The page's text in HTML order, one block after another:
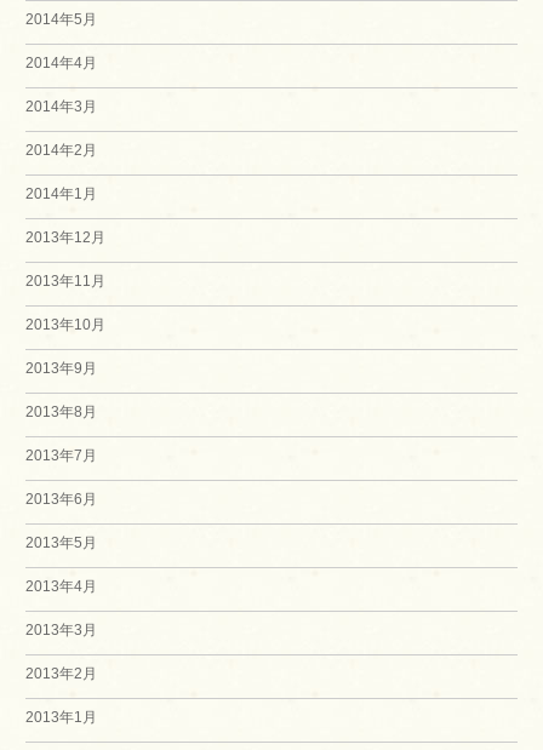
2014年5月
2014年4月
2014年3月
2014年2月
2014年1月
2013年12月
2013年11月
2013年10月
2013年9月
2013年8月
2013年7月
2013年6月
2013年5月
2013年4月
2013年3月
2013年2月
2013年1月